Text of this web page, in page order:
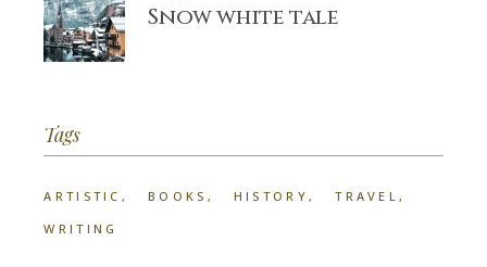
Snow white tale
Tags
ARTISTIC BOOKS HISTORY
TRAVEL
WRITING